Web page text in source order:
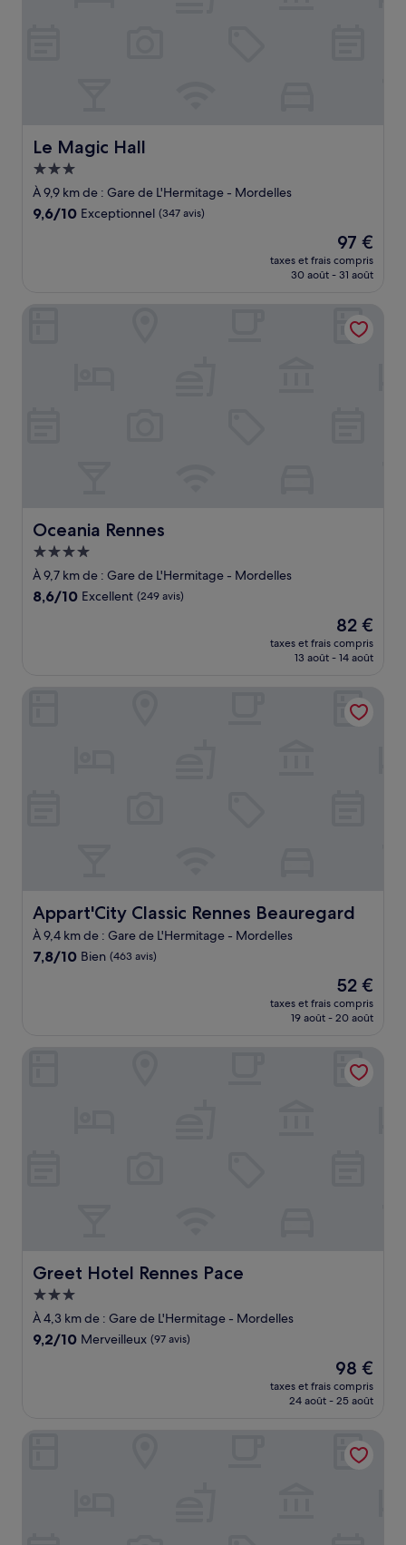
Le Magic Hall
Le Magic Hall
Hébergement
3.0 étoiles
À 9,9 km de : Gare de L'Hermitage - Mordelles
9.6
9,6/10 Exceptionnel (347 avis)
Le
nouveau
prix
de
97 €
97 €
taxes et frais compris
30 août - 31 août
Oceania Rennes
Oceania Rennes
Hébergement
4.0 étoiles
À 9,7 km de : Gare de L'Hermitage - Mordelles
8.6
8,6/10 Excellent (249 avis)
Le
nouveau
prix
de
82 €
82 €
taxes et frais compris
13 août - 14 août
Appart'City Classic Rennes Beauregard
Appart'City Classic Rennes Beauregard
À 9,4 km de : Gare de L'Hermitage - Mordelles
7.8
7,8/10 Bien (463 avis)
Le
nouveau
prix
de
52 €
52 €
taxes et frais compris
19 août - 20 août
Greet Hotel Rennes Pace
Greet Hotel Rennes Pace
Hébergement
3.0 étoiles
À 4,3 km de : Gare de L'Hermitage - Mordelles
9.2
9,2/10 Merveilleux (97 avis)
Le
nouveau
prix
de
98 €
98 €
taxes et frais compris
24 août - 25 août